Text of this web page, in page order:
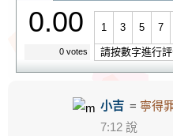
0.00
0 votes
1 3 5 7
請按數字進行
小吉 = 寧得
7:12 說